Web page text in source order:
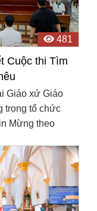
481
Cuộc thi Tìm
Giáo xứ Giáo
trọng tổ chức
Mừng theo